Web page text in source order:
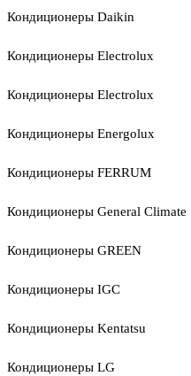
Кондиционеры Daikin
Кондиционеры Electrolux
Кондиционеры Electrolux
Кондиционеры Energolux
Кондиционеры FERRUM
Кондиционеры General Climate
Кондиционеры GREEN
Кондиционеры IGC
Кондиционеры Kentatsu
Кондиционеры LG